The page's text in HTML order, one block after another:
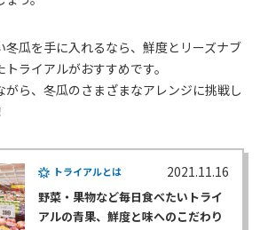
冬瓜を手に入れるなら、鮮度とリーズナブ
ライアルがおすすめです。
がら、冬瓜のさまざまなアレンジに挑戦し
トライアルとは 2021.11.16
野菜・果物など毎日食べたいトライ
アルの青果、鮮度と味へのこだわり